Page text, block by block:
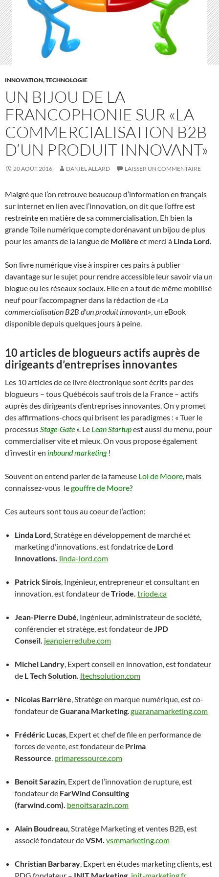
INNOVATION,TECHNOLOGIE
UN BIJOU DE LA
FRANCOPHONIE SUR «LA
COMMERCIALISATION B2B
D’UN PRODUIT INNOVANT»
20 AOÛT 2016 DANIEL ALLARD LAISSER UN COMMENTAIRE
Malgré que l’on retrouve beaucoup d’information en français
sur internet en lien avec l’innovation, on dit que l’offre est
restreinte en matière de sa commercialisation. Eh bien la
grande Toile numérique compte dorénavant un bijou de plus
pour les amants de la langue de Molière et merci à Linda Lord.
Son livre numérique vise à inspirer ces pairs à publier
davantage sur le sujet pour rendre accessible leur savoir via un
blogue ou les réseaux sociaux. Elle en a tout de même mobilisé
neuf pour l’accompagner dans la rédaction de «La
commercialisation B2B d’un produit innovant», un eBook
disponible depuis quelques jours à peine.
10 articles de blogueurs actifs auprès de
dirigeants d’entreprises innovantes
Les 10 articles de ce livre électronique sont écrits par des
blogueurs – tous Québécois sauf trois de la France – actifs
auprès des dirigeants d’entreprises innovantes. On y promet
des affirmations-chocs qui brisent les paradigmes : « Tuer le
processusStage-Gate ». Le Lean Startupest aussi du menu, pour
commercialiser vite et mieux. On vous propose également
d’investir en inbound marketing!
Souvent on entend parler de la fameuse Loi de Moore, mais
connaissez-vous legouffre de Moore?
Ces auteurs sont tous au coeur de l’action:
Linda Lord, Stratège en développement de marché et
marketing d’innovations, est fondatrice de Lord
Innovations. linda-lord.com
Patrick Sirois, Ingénieur, entrepreneur et consultant en
innovation, est fondateur deTriode. triode.ca
Jean-Pierre Dubé, Ingénieur, administrateur de société,
conférencier et stratège, est fondateur deJPD
Conseil. jeanpierredube.com
Michel Landry, Expert conseil en innovation, est fondateur
de L Tech Solution. ltechsolution.com
Nicolas Barrière, Stratège en marque numérique, est co-
fondateur deGuarana Marketing.guaranamarketing.com
Frédéric Lucas, Expert et chef de file en performance de
forces de vente, est fondateur de Prima
Ressource. primaressource.com
Benoit Sarazin, Expert de l’innovation de rupture, est
fondateur de FarWind Consulting
(farwind.com). benoitsarazin.com
Alain Boudreau, Stratège Marketing et ventes B2B, est
associé fondateur deVSM. vsmmarketing.com
Christian Barbaray, Expert en études marketing clients, est